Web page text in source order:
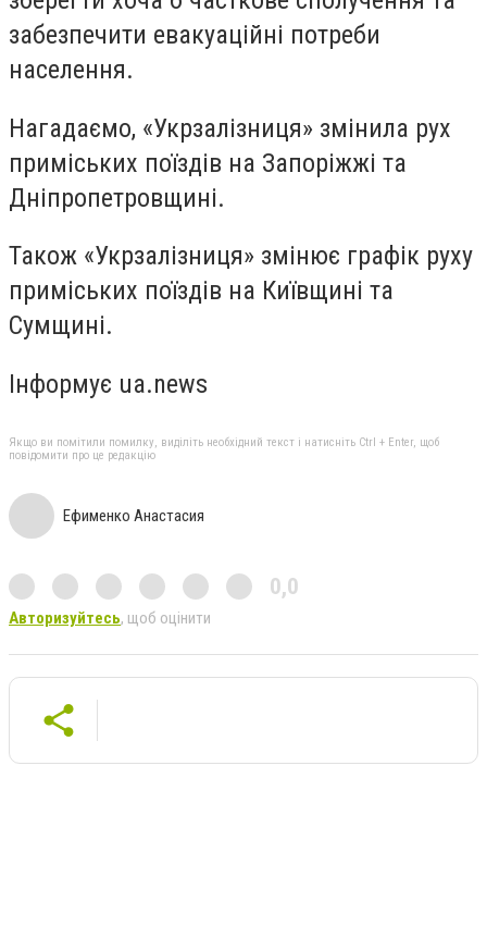
забезпечити евакуаційні потреби
населення.
Нагадаємо, «Укрзалізниця» змінила рух
приміських поїздів на Запоріжжі та
Дніпропетровщині.
Також «Укрзалізниця» змінює графік руху
приміських поїздів на Київщині та
Сумщині.
Інформує ua.news
Якщо ви помітили помилку, виділіть необхідний текст і натисніть Ctrl + Enter, щоб
повідомити про це редакцію
Ефименко Анастасия
0,0
Авторизуйтесь, щоб оцінити